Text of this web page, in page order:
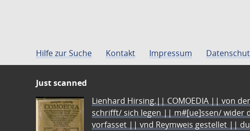
Hilfe zur Suche Kontakt Impressum
Just scanned
Lienhard Hirsing.|| COMOEDIA || von
schrifft/ sich legen || m#[ue]ssen/ wider
vorfasset || vnd Reymweis gestellet ||